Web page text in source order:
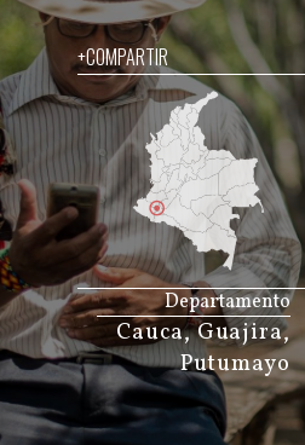
+COMPARTIR
JS map by amCharts
Departamento
Cauca, Guajira,
Putumayo